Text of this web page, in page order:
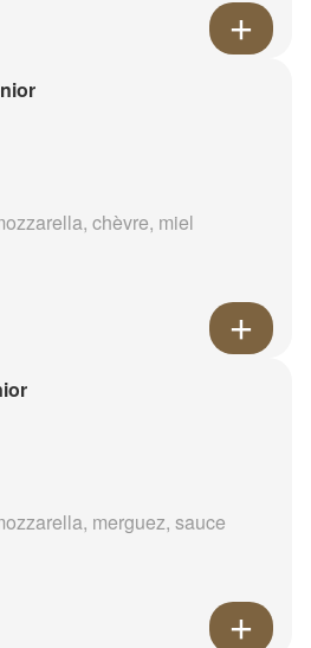
chèvre, miel
merguez, sauce